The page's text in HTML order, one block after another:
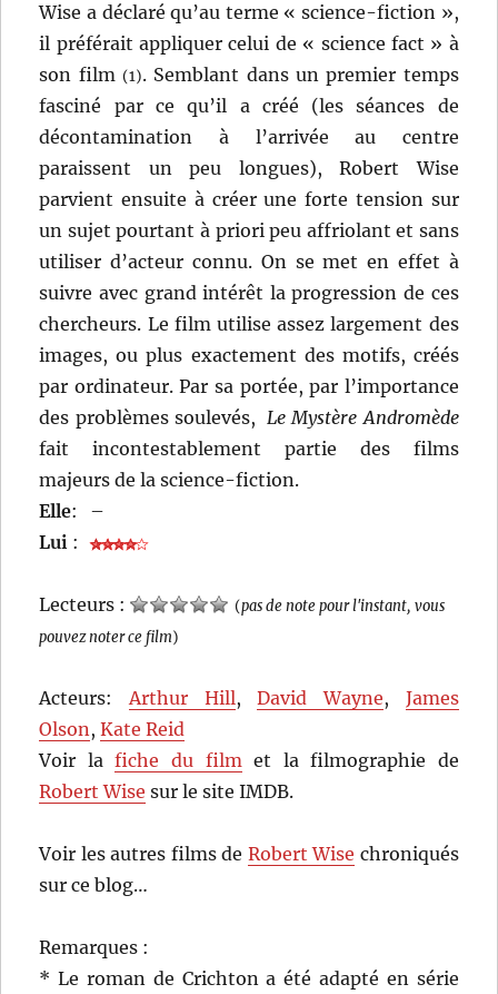
Wise a déclaré qu’au terme « science-fiction »,
il préférait appliquer celui de « science fact » à
son film (1). Semblant dans un premier temps
fasciné par ce qu’il a créé (les séances de
décontamination à l’arrivée au centre
paraissent un peu longues), Robert Wise
parvient ensuite à créer une forte tension sur
un sujet pourtant à priori peu affriolant et sans
utiliser d’acteur connu. On se met en effet à
suivre avec grand intérêt la progression de ces
chercheurs. Le film utilise assez largement des
images, ou plus exactement des motifs, créés
par ordinateur. Par sa portée, par l’importance
des problèmes soulevés,Le Mystère Andromède
fait incontestablement partie des films
majeurs de la science-fiction.
Elle:
–
Lui :
Lecteurs : (pas de note pour l'instant, vous
pouvez noter ce film)
Acteurs:Arthur Hill,David Wayne, James
Olson,Kate Reid
Voir lafiche du filmet la filmographie de
Robert Wise sur le site IMDB.
Voir les autres films de Robert Wise chroniqués
sur ce blog…
Remarques :
* Le roman de Crichton a été adapté en série